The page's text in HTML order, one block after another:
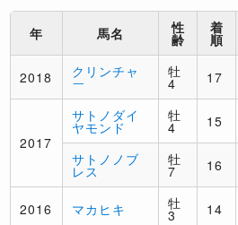
年 馬名 性
齢
着
順
2018 クリンチャ
ー
牡
4 17
2017
サトノダイ
ヤモンド
牡
4 15
サトノノブ
レス
牡
7 16
2016 マカヒキ 牡
3 14